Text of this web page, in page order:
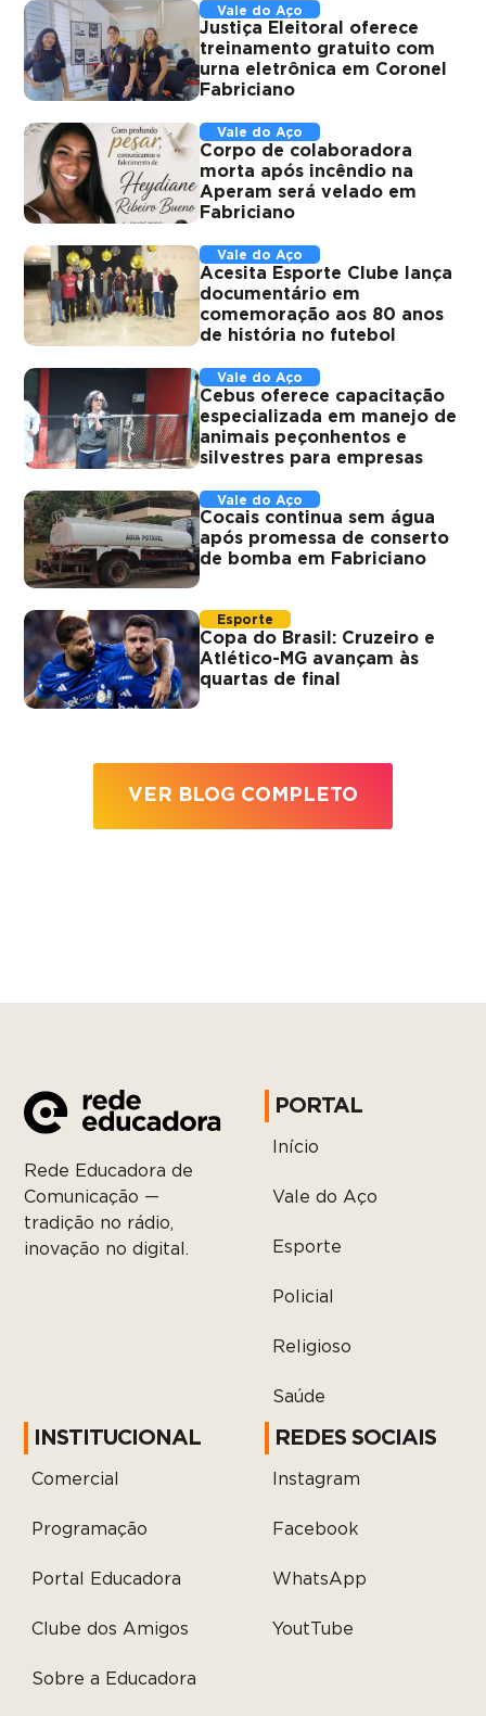
Vale do Aço
Justiça Eleitoral oferece
treinamento gratuito com
urna eletrônica em Coronel
Fabriciano
Vale do Aço
Corpo de colaboradora
morta após incêndio na
Aperam será velado em
Fabriciano
Vale do Aço
Acesita Esporte Clube lança
documentário em
comemoração aos 80 anos
de história no futebol
Vale do Aço
Cebus oferece capacitação
especializada em manejo de
animais peçonhentos e
silvestres para empresas
Vale do Aço
Cocais continua sem água
após promessa de conserto
de bomba em Fabriciano
Esporte
Copa do Brasil: Cruzeiro e
Atlético-MG avançam às
quartas de final
VER BLOG COMPLETO
Rede Educadora de
Comunicação —
tradição no rádio,
inovação no digital.
PORTAL
Início
Vale do Aço
Esporte
Policial
Religioso
Saúde
INSTITUCIONAL
Comercial
Programação
Portal Educadora
Clube dos Amigos
Sobre a Educadora
REDES SOCIAIS
Instagram
Facebook
WhatsApp
YoutTube